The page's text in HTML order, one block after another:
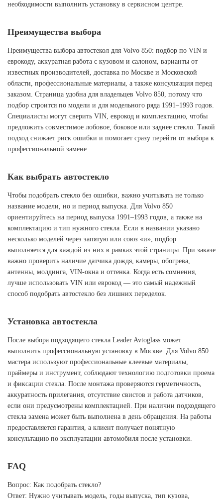
необходимости выполнить установку в сервисном центре.
Преимущества выбора
Преимущества выбора автостекол для Volvo 850: подбор по VIN и
еврокоду, аккуратная работа с кузовом и салоном, варианты от
известных производителей, доставка по Москве и Московской
области, профессиональные материалы, а также консультация перед
заказом. Страница удобна для владельцев Volvo 850, потому что
подбор строится по модели и для модельного ряда 1991–1993 годов.
Специалисты могут сверить VIN, еврокод и комплектацию, чтобы
предложить совместимое лобовое, боковое или заднее стекло. Такой
подход снижает риск ошибки и помогает сразу перейти от выбора к
профессиональной замене.
Как выбрать автостекло
Чтобы подобрать стекло без ошибки, важно учитывать не только
название модели, но и период выпуска. Для Volvo 850
ориентируйтесь на период выпуска 1991–1993 годов, а также на
комплектацию и тип нужного стекла. Если в названии указано
несколько моделей через запятую или союз «и», подбор
выполняется для каждой из них в рамках этой страницы. При заказе
важно проверить наличие датчика дождя, камеры, обогрева,
антенны, молдинга, VIN-окна и оттенка. Когда есть сомнения,
лучше использовать VIN или еврокод — это самый надежный
способ подобрать автостекло без лишних переделок.
Установка автостекла
После выбора подходящего стекла Leader Avtoglass может
выполнить профессиональную установку в Москве. Для Volvo 850
мастера используют профессиональные клеевые материалы,
праймеры и инструмент, соблюдают технологию подготовки проема
и фиксации стекла. После монтажа проверяются герметичность,
аккуратность прилегания, отсутствие свистов и работа датчиков,
если они предусмотрены комплектацией. При наличии подходящего
стекла замена может быть выполнена в день обращения. На работы
предоставляется гарантия, а клиент получает понятную
консультацию по эксплуатации автомобиля после установки.
FAQ
Вопрос: Как подобрать стекло?
Ответ: Нужно учитывать модель, годы выпуска, тип кузова,